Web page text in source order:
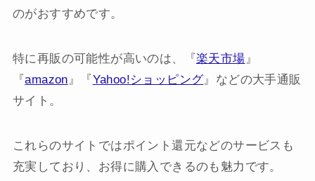
のがおすすめです。
特に再販の可能性が高いのは、『楽天市場』
『amazon』『Yahoo!ショッピング』などの大手通販
サイト。
これらのサイトではポイント還元などのサービスも
充実しており、お得に購入できるのも魅力です。